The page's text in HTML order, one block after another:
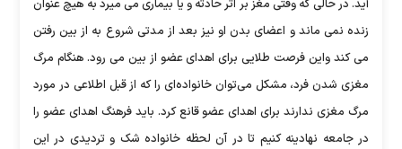
آید. در حالی که وقتی مغز بر اثر حادثه و یا بیماری می میرد به هیچ عنوان
زنده نمی ماند و اعضای بدن او نیز بعد از مدتی شروع به از بین رفتن
می کند واین فرصت طلایی برای اهدای عضو از بین می رود. هنگام مرگ
مغزی شدن فرد، مشکل می‌توان خانواده‌ای را که از قبل اطلاعی در مورد
مرگ مغزی ندارند برای اهدای عضو قانع کرد. باید فرهنگ اهدای عضو را
در جامعه نهادینه کنیم تا در آن لحظه خانواده شک و تردیدی در این